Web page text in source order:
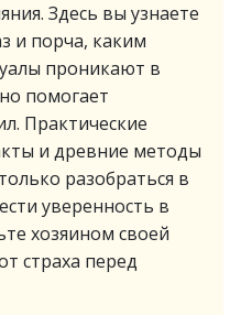
Здесь вы узнаете
и порча, каким
проникают в
помогает
Практические
и древние методы
разобраться в
уверенность в
хозяином своей
страха перед